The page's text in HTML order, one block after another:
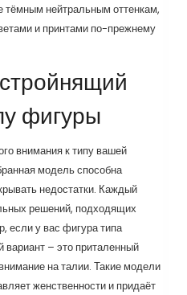
тёмным нейтральным оттенкам,
и принтами по-прежнему
фигуры
внимания к типу вашей
модель способна
недостатки. Каждый
решений, подходящих
если у вас фигура типа
вариант – это приталенный
на талии. Такие модели
женственности и придаёт